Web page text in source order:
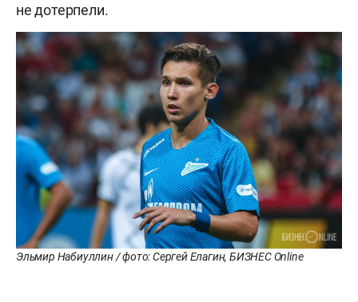
не дотерпели.
Эльмир Набиуллин / фото: Сергей Елагин, БИЗНЕС Online